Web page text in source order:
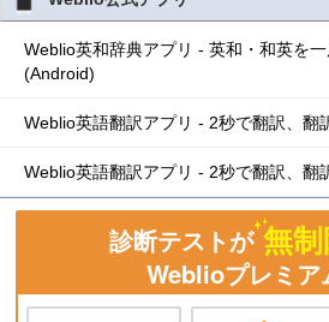
Weblio英和辞典アプリ - 英和・和英を
(Android)
Weblio英語翻訳アプリ - 2秒で翻訳、翻
Weblio英語翻訳アプリ - 2秒で翻訳、翻
診断テストが 無
Weblioプレミア